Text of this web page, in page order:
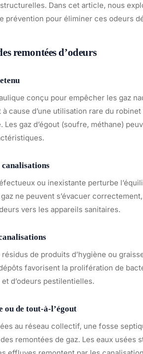
Dans cet article, nous
prévention pour éliminer ces odeurs
remontées d’odeurs
conçu pour empêcher les gaz
à cause d’une utilisation rare du
gaz d’égout (soufre, méthane)
ou inexistante perturbe
ne peuvent s’évacuer
vers les appareils sanitaires.
de produits d’hygiène ou
favorisent la prolifération de
d’odeurs pestilentielles.
ou de tout-à-l’égout
au réseau collectif, une fosse
remontées de gaz. Les eaux usées